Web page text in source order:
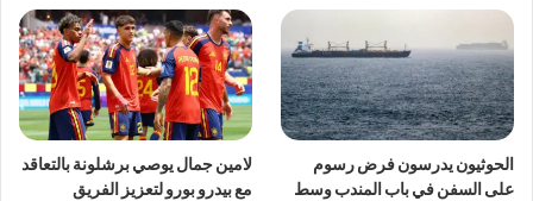
الحوثيون يدرسون فرض رسوم
على السفن في باب المندب وسط
لامين جمال يوصي برشلونة بالتعاقد
مع بيدرو بورو لتعزيز الفريق